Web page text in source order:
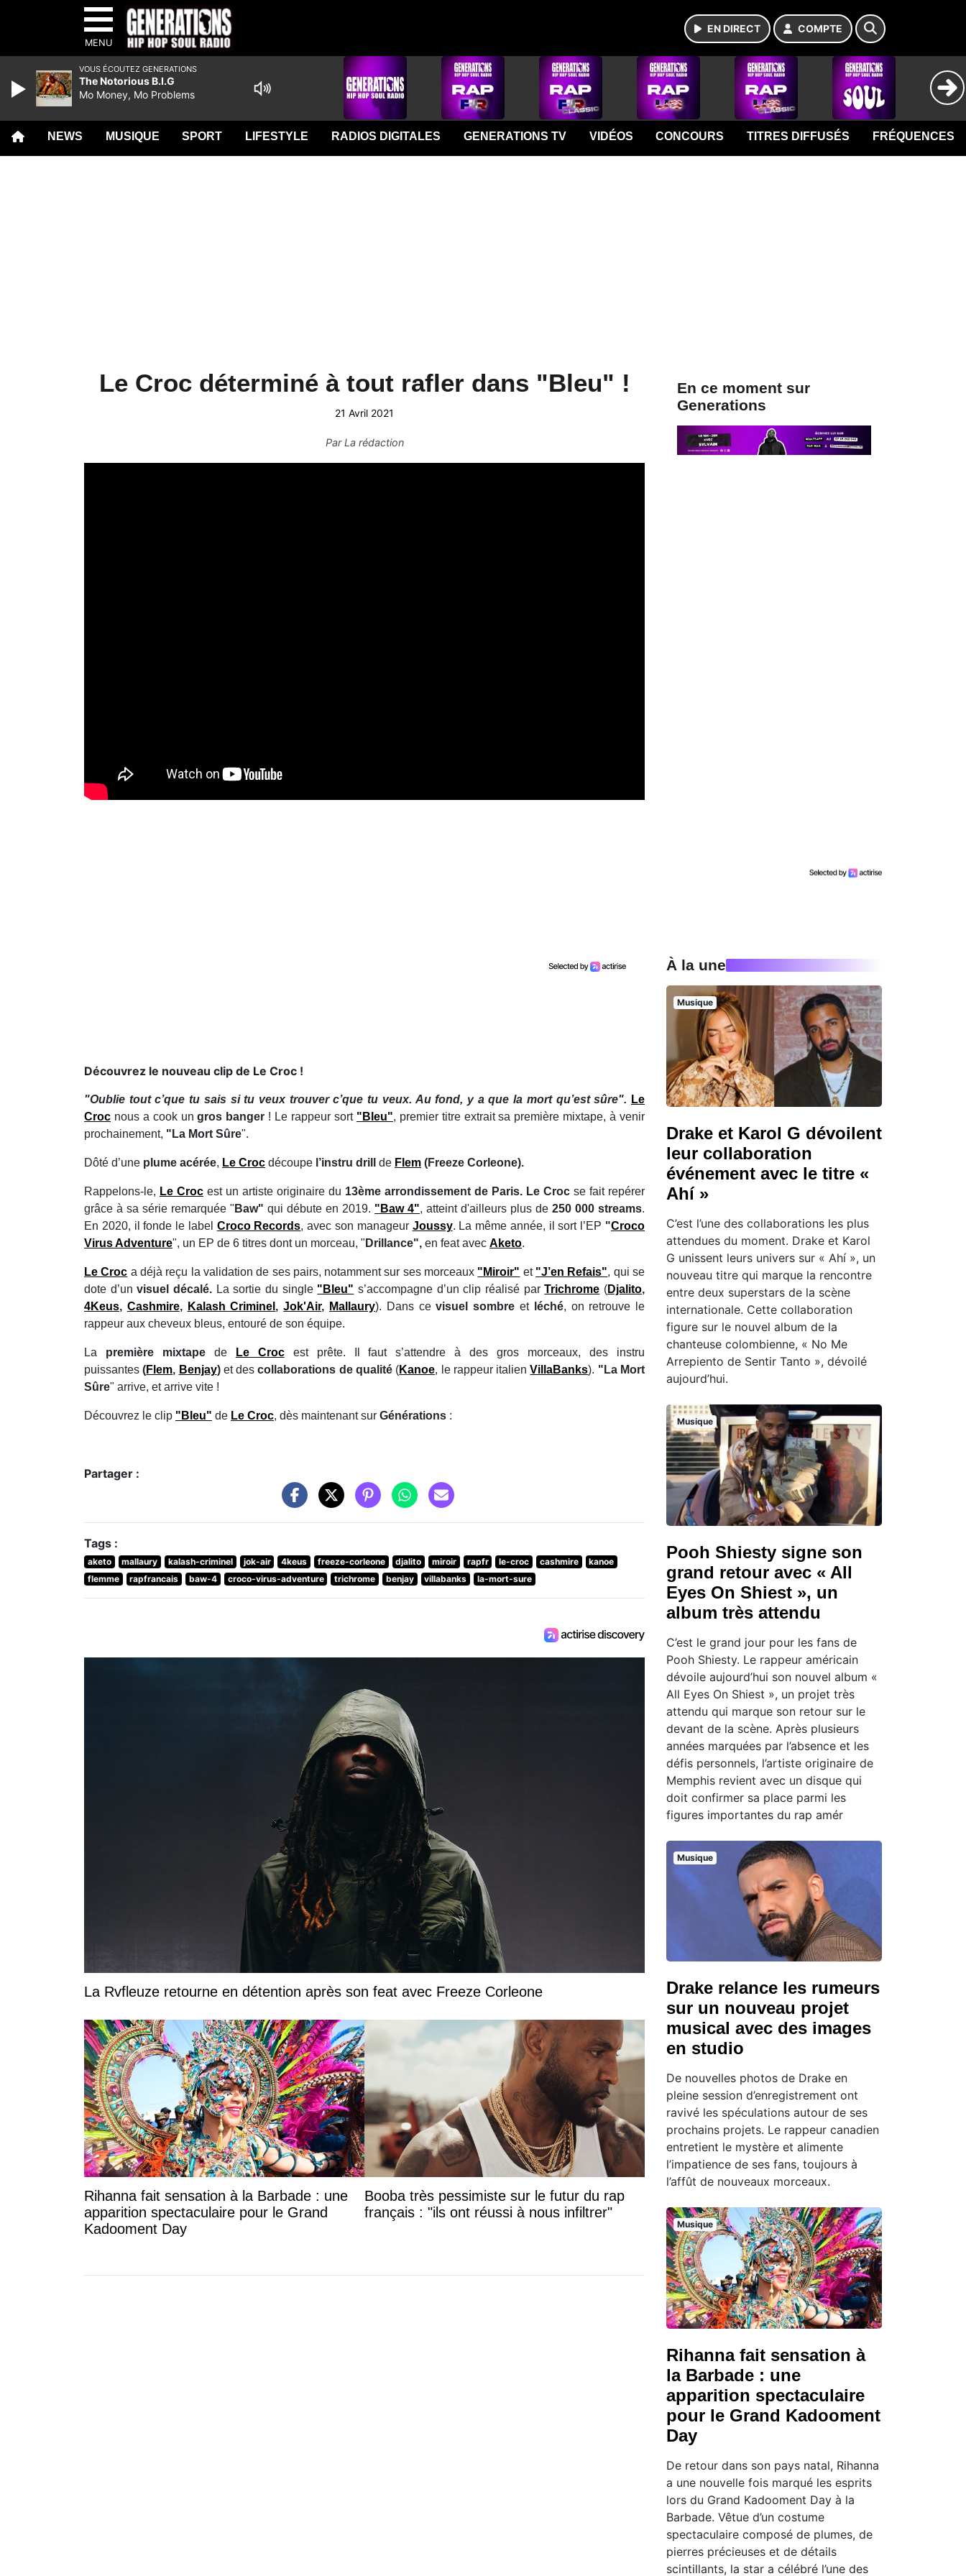
MENU
EN DIRECT COMPTE
NEWS MUSIQUE SPORT LIFESTYLE RADIOS DIGITALES GENERATIONS TV VIDÉOS CONCOURS TITRES DIFFUSÉS FRÉQUENCES
Le Croc déterminé à tout rafler dans "Bleu" !
21 Avril 2021
ParLa rédaction
Découvrez le nouveau clip de Le Croc !
"Oublie tout c’que tu sais si tu veux trouver c’que tu veux. Au fond, y a que la mort qu’est sûre". Le
Croc nous a cook ungros banger ! Le rappeur sort "Bleu", premier titre extrait sa première mixtape, à venir
prochainement, "La Mort Sûre".
Dôté d’une plume acérée, Le Croc découpe l’instru drill de Flem (Freeze Corleone).
Rappelons-le, Le Croc est un artiste originaire du 13ème arrondissement de Paris. Le Croc se fait repérer
grâce à sa série remarquée " Baw" qui débute en 2019. " Baw 4", atteint d'ailleurs plus de 250 000 streams.
En 2020, il fonde le label Croco Records, avec son manageur Joussy. La même année, il sort l’EP "Croco
Virus Adventure", un EP de 6 titres dont un morceau, " Drillance", en feat avec Aketo.
Le Croc a déjà reçu la validation de ses pairs, notamment sur ses morceaux "Miroir" et "J’en Refais", qui se
dote d’unvisuel décalé. La sortie du single "Bleu" s’accompagne d’un clip réalisé parTrichrome (Djalito,
4Keus, Cashmire, Kalash Criminel ,Jok'Air, Mallaury). Dans cevisuel sombre et léché, on retrouve le
rappeur aux cheveux bleus, entouré de son équipe.
La première mixtapede Le Crocest prête. Il faut s’attendre à des gros morceaux, des instru
puissantes(Flem, Benjay)et descollaborations de qualité (Kanoe, le rappeur italienVillaBanks). "La Mort
Sûre" arrive, et arrive vite !
Découvrez le clip "Bleu" de Le Croc, dès maintenant sur Générations :
Partager :
Tags :
aketo mallaury kalash-criminel jok-air 4keus freeze-corleone djalito miroir rapfr le-croc cashmire
kanoe
flemme
rapfrancais baw-4 croco-virus-adventure trichrome benjay villabanks la-mort-sure
La Rvfleuze retourne en détention après son feat avec Freeze Corleone
Rihanna fait sensation à la Barbade : une
apparition spectaculaire pour le Grand
Kadooment Day
Booba très pessimiste sur le futur du rap
français : "ils ont réussi à nous infiltrer"
En ce moment sur
Generations
À la une
Musique
Drake et Karol G dévoilent
leur collaboration
événement avec le titre «
Ahí »
C’est l’une des collaborations les plus
attendues du moment. Drake et Karol
G unissent leurs univers sur « Ahí », un
nouveau titre qui marque la rencontre
entre deux superstars de la scène
internationale. Cette collaboration
figure sur le nouvel album de la
chanteuse colombienne, « No Me
Arrepiento de Sentir Tanto », dévoilé
aujourd’hui.
Musique
Pooh Shiesty signe son
grand retour avec « All
Eyes On Shiest », un
album très attendu
C’est le grand jour pour les fans de
Pooh Shiesty. Le rappeur américain
dévoile aujourd’hui son nouvel album «
All Eyes On Shiest », un projet très
attendu qui marque son retour sur le
devant de la scène. Après plusieurs
années marquées par l’absence et les
défis personnels, l’artiste originaire de
Memphis revient avec un disque qui
doit confirmer sa place parmi les
figures importantes du rap amér
Musique
Drake relance les rumeurs
sur un nouveau projet
musical avec des images
en studio
De nouvelles photos de Drake en
pleine session d’enregistrement ont
ravivé les spéculations autour de ses
prochains projets. Le rappeur canadien
entretient le mystère et alimente
l’impatience de ses fans, toujours à
l’affût de nouveaux morceaux.
Musique
Rihanna fait sensation à
la Barbade : une
apparition spectaculaire
pour le Grand Kadooment
Day
De retour dans son pays natal, Rihanna
a une nouvelle fois marqué les esprits
lors du Grand Kadooment Day à la
Barbade. Vêtue d’un costume
spectaculaire composé de plumes, de
pierres précieuses et de détails
scintillants, la star a célébré l’une des
VOUS ÉCOUTEZ GENERATIONS
The Notorious B.I.G
Mo Money, Mo Problems